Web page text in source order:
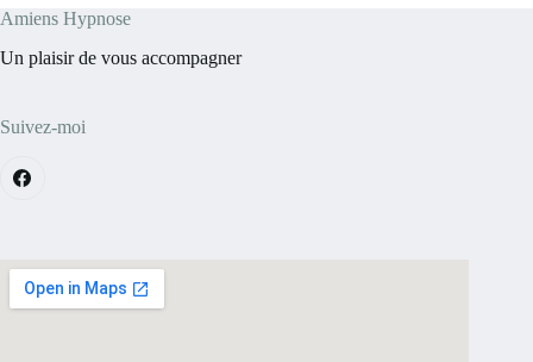
Amiens Hypnose
Un plaisir de vous accompagner
Suivez-moi